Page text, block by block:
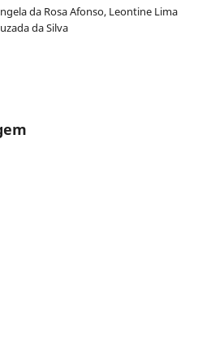
da Rosa Afonso, Leontine Lima
da Silva